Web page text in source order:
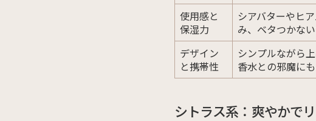
使用感と
保湿力
シアバターやヒ
み、ベタつかな
デザイン
と携帯性
シンプルながら
香水との邪魔にも
シトラス系：爽やかで